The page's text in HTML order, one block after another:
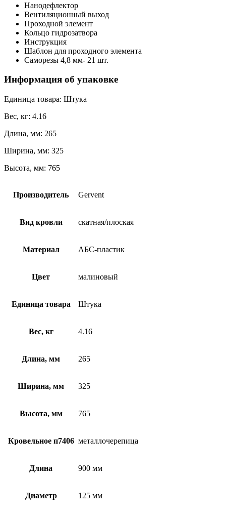
Нанодефлектор
Вентиляционный выход
Проходной элемент
Кольцо гидрозатвора
Инструкция
Шаблон для проходного элемента
Саморезы 4,8 мм- 21 шт.
Информация об упаковке
Единица товара: Штука
Вес, кг: 4.16
Длина, мм: 265
Ширина, мм: 325
Высота, мм: 765
Производитель Gervent
Вид кровли скатная/плоская
Материал АБС-пластик
Цвет малиновый
Единица товара Штука
Вес, кг 4.16
Длина, мм 265
Ширина, мм 325
Высота, мм 765
Кровельное п7406 металлочерепица
Длина 900 мм
Диаметр 125 мм